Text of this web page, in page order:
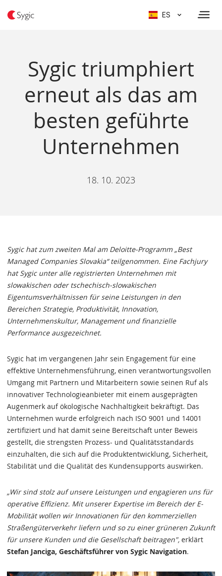
ES
Sygic triumphiert
erneut als das am
besten geführte
Unternehmen
18. 10. 2023
Sygic hat zum zweiten Mal am Deloitte-Programm „Best
Managed Companies Slovakia“ teilgenommen. Eine Fachjury
hat Sygic unter alle registrierten Unternehmen mit
slowakischen oder tschechisch-slowakischen
Eigentumsverhältnissen für seine Leistungen in den
Bereichen Strategie, Produktivität, Innovation,
Unternehmenskultur, Management und finanzielle
Performance ausgezeichnet.
Sygic hat im vergangenen Jahr sein Engagement für eine
effektive Unternehmensführung, einen verantwortungsvollen
Umgang mit Partnern und Mitarbeitern sowie seinen Ruf als
innovativer Technologieanbieter mit einem ausgeprägten
Augenmerk auf ökologische Nachhaltigkeit bekräftigt. Das
Unternehmen wurde erfolgreich nach ISO 9001 und 14001
zertifiziert und hat damit seine Bereitschaft unter Beweis
gestellt, die strengsten Prozess- und Qualitätsstandards
einzuhalten, die sich auf die Produktentwicklung, Sicherheit,
Stabilität und die Qualität des Kundensupports auswirken.
„Wir sind stolz auf unsere Leistungen und engagieren uns für
operative Effizienz. Mit unserer Expertise im Bereich der E-
Mobilität wollen wir Innovationen für den kommerziellen
Straßengüterverkehr liefern und so zu einer grüneren Zukunft
für unsere Kunden und die Gesellschaft beitragen", erklärt
Stefan Janciga, Geschäftsführer von Sygic Navigation.